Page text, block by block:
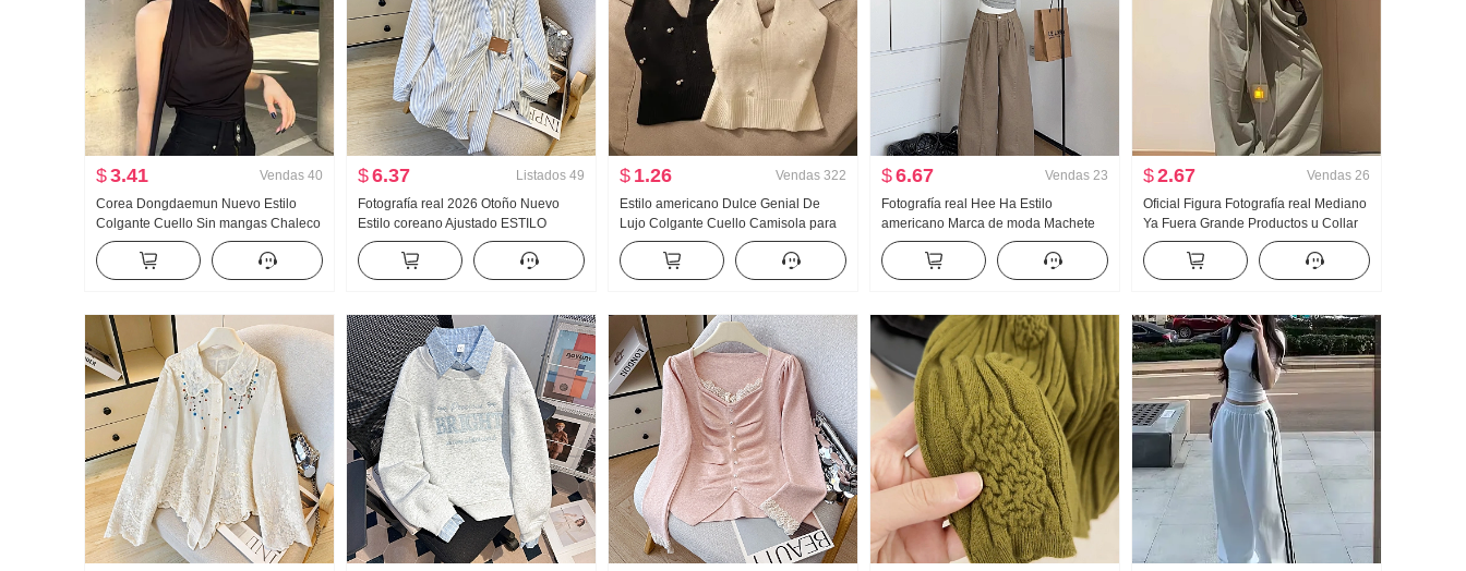
$3.41 Vendas 40
Corea Dongdaemun Nuevo Estilo
Colgante Cuello Sin mangas Chaleco
para mujer Rocío Clavícula Femenino
Pantalla Figura Cinta Top Moda
$6.37 Listados 49
Fotografía real 2026 Otoño Nuevo
Estilo coreano Ajustado ESTILO
OCCIDENTAL Diseño Sentido Nicho
Rayas Entallado Manga Larga
Camisa para mujer
$ 1.26 Vendas 322
Estilo americano Dulce Genial De
Lujo Colgante Cuello Camisola para
mujer Verano Para uso exterior
Interior Partido Camiseta Interior
Chica atrevida tejido de punto Top sin
$6.67 Vendas 23
Fotografía real Hee Ha Estilo
americano Marca de moda Machete
Vaqueros Holgado Kuo Pierna Casual
Pantalones
$2.67 Vendas 26
Oficial Figura Fotografía real Mediano
Ya Fuera Grande Productos u Collar
Hueso de buey Hebilla En forma de I
Chaleco Tirantes Kuo Pierna
Arrastrando Deporte Pantalones